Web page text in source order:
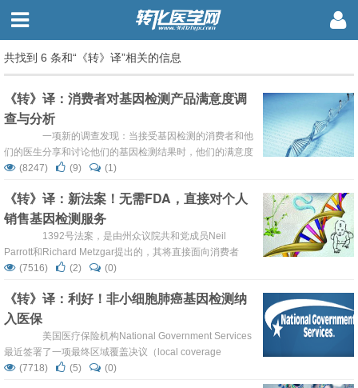
共找到 6 条和“《转》译”相关的信息
《转》译：消费者对基因检测产品满意度调
查与分析
一项新的调查发现：当接受基因检测的消费者和他
们的医生分享和讨论他们的基因检测结果时，他们的满意度
会随着他们的期望值高低发生变化。 正如他们在“现今
（Personal Genomics Study group，PGT）的研究人员调
查了近2000个接受了direct-to-consumer（toC端，DTC）
基因测试的人，这些...
(8247) (9) (1)
《转》译：新法案！无需FDA，直接对个人
销售基因检测服务
1392号法案，是由州众议院共和党成员Neil
Parrott和Richard Metzgar提出的，其将直接面向消费者
（DTC）的检测定义为一种消费者可以直接下单，并且不需
求实验室销售的基因检测服务DTC必须有CLIA的认证。实
验室还必须建议客户与他们的医生或者遗传咨询室就检测结
果进行交流沟通；并告知他们关于健康数据...
(7516) (2) (0)
《转》译：利好！非小细胞肺癌基因检测纳
入医保
美国医疗保险机构National Government Services
最近签署了一项最终区域覆盖决议（local coverage
determination,LCD）更大范围地满足晚期非小细胞肺癌患
(7718) (5) (0)